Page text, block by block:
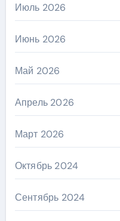
Июль 2026
Июнь 2026
Май 2026
Апрель 2026
Март 2026
Октябрь 2024
Сентябрь 2024